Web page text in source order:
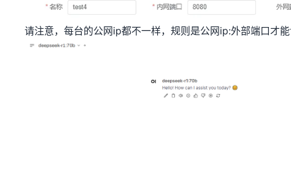
请注意，每台的公网ip都不一样，规则是公网ip:外部端口才